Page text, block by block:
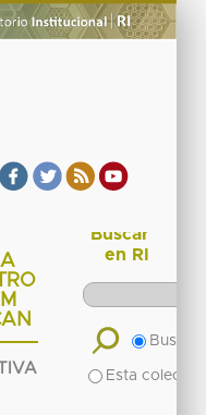
Buscar
en RI
Buscar
Esta